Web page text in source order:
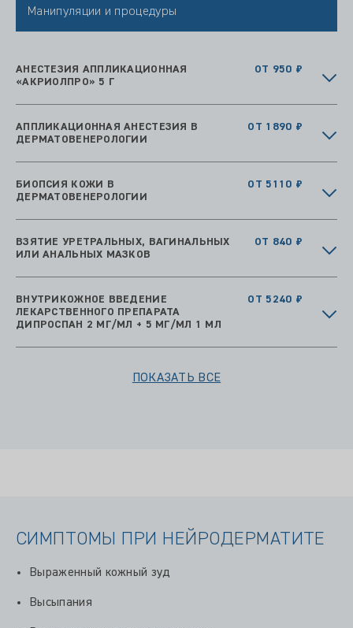
Манипуляции и процедуры
АНЕСТЕЗИЯ АППЛИКАЦИОННАЯ
«АКРИОЛПРО» 5 Г
ОТ 950 ₽
АППЛИКАЦИОННАЯ АНЕСТЕЗИЯ В
ДЕРМАТОВЕНЕРОЛОГИИ
ОТ 1890 ₽
БИОПСИЯ КОЖИ В
ДЕРМАТОВЕНЕРОЛОГИИ
ОТ 5110 ₽
ВЗЯТИЕ УРЕТРАЛЬНЫХ, ВАГИНАЛЬНЫХ
ИЛИ АНАЛЬНЫХ МАЗКОВ
ОТ 840 ₽
ВНУТРИКОЖНОЕ ВВЕДЕНИЕ
ЛЕКАРСТВЕННОГО ПРЕПАРАТА
ДИПРОСПАН 2 МГ/МЛ + 5 МГ/МЛ 1 МЛ
ОТ 5240 ₽
ПОКАЗАТЬ ВСЕ
СИМПТОМЫ ПРИ НЕЙРОДЕРМАТИТЕ
Выраженный кожный зуд
Высыпания